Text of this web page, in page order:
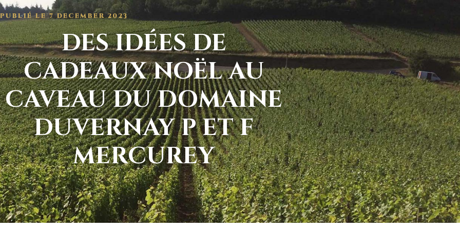
PUBLIÉ LE 7 DECEMBER 2023
DES IDÉES DE
CADEAUX NOËL AU
CAVEAU DU DOMAINE
DUVERNAY P ET F
MERCUREY